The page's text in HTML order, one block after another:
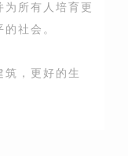
所有人培育更
社会。
筑，更好的生